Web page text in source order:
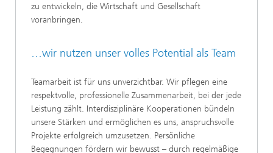
zu entwickeln, die Wirtschaft und Gesellschaft
voranbringen.
…wir nutzen unser volles Potential als Team
Teamarbeit ist für uns unverzichtbar. Wir pflegen eine
respektvolle, professionelle Zusammenarbeit, bei der jede
Leistung zählt. Interdisziplinäre Kooperationen bündeln
unsere Stärken und ermöglichen es uns, anspruchsvolle
Projekte erfolgreich umzusetzen. Persönliche
Begegnungen fördern wir bewusst – durch regelmäßige